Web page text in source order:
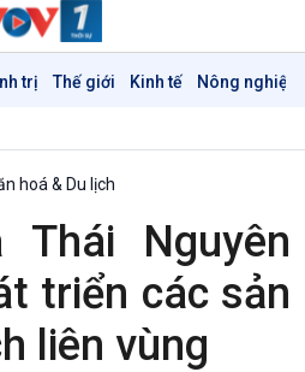
trị Thế giới Kinh tế Nông nghiệp
hoá & Du lịch
Nguyên
triển các sản
liên vùng